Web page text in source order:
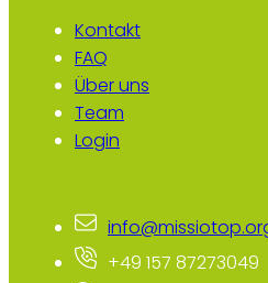
Kontakt
FAQ
Über uns
Team
Login
+49 157 87273049